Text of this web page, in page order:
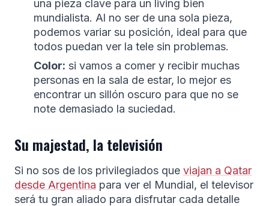
una pieza clave para un living bien
mundialista. Al no ser de una sola pieza,
podemos variar su posición, ideal para que
todos puedan ver la tele sin problemas.
Color: si vamos a comer y recibir muchas
personas en la sala de estar, lo mejor es
encontrar un sillón oscuro para que no se
note demasiado la suciedad.
Su majestad, la televisión
Si no sos de los privilegiados que viajan a Qatar
desde Argentina para ver el Mundial, el televisor
será tu gran aliado para disfrutar cada detalle